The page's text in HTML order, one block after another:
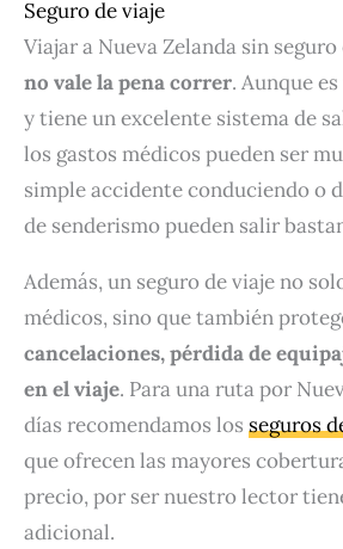
Seguro de viaje
Viajar a Nueva Zelanda sin seguro
no vale la pena correr. Aunque
y tiene un excelente sistema de
los gastos médicos pueden ser
simple accidente conduciendo o
de senderismo pueden salir
Además, un seguro de viaje no
médicos, sino que también
cancelaciones, pérdida de
en el viaje. Para una ruta por
días recomendamos los seguros
que ofrecen las mayores
precio, por ser nuestro lector
adicional.